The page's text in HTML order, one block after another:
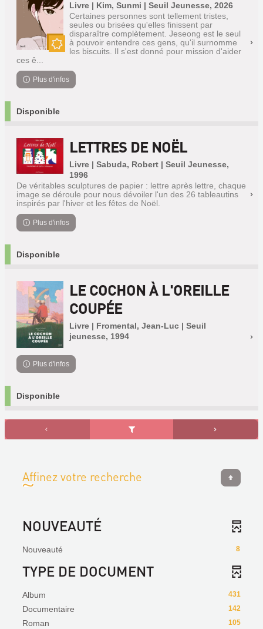
Nouveauté
Livre | Kim, Sunmi | Seuil Jeunesse, 2026
Certaines personnes sont tellement tristes,
seules ou brisées qu'elles finissent par
disparaître complètement. Jeseong est le seul
à pouvoir entendre ces gens, qu'il surnomme
les biscuits. Il s'est donné pour mission d'aider
ces ê...
Plus d'infos
Disponible
LETTRES DE NOËL
Livre | Sabuda, Robert | Seuil Jeunesse,
1996
De véritables sculptures de papier : lettre après lettre, chaque
image se déroule pour nous dévoiler l'un des 26 tableautins
inspirés par l'hiver et les fêtes de Noël.
Plus d'infos
Disponible
LE COCHON À L'OREILLE
COUPÉE
Livre | Fromental, Jean-Luc | Seuil
jeunesse, 1994
Plus d'infos
Disponible
Affinez votre recherche
NOUVEAUTÉ
8
Nouveauté
TYPE DE DOCUMENT
431
Album
142
Documentaire
105
Roman